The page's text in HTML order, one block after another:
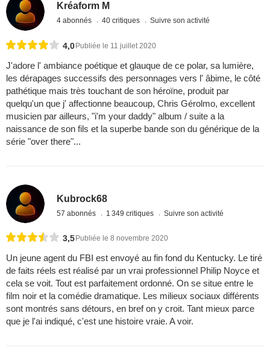
Kréaform M
4 abonnés 40 critiques Suivre son activité
4,0 Publiée le 11 juillet 2020
J'adore l' ambiance poétique et glauque de ce polar, sa lumière,
les dérapages successifs des personnages vers l' âbime, le côté
pathétique mais très touchant de son héroïne, produit par
quelqu'un que j' affectionne beaucoup, Chris Gérolmo, excellent
musicien par ailleurs, "i'm your daddy" album / suite a la
naissance de son fils et la superbe bande son du générique de la
série "over there"...
Kubrock68
57 abonnés 1 349 critiques Suivre son activité
3,5 Publiée le 8 novembre 2020
Un jeune agent du FBI est envoyé au fin fond du Kentucky. Le tiré
de faits réels est réalisé par un vrai professionnel Philip Noyce et
cela se voit. Tout est parfaitement ordonné. On se situe entre le
film noir et la comédie dramatique. Les milieux sociaux différents
sont montrés sans détours, en bref on y croit. Tant mieux parce
que je l'ai indiqué, c'est une histoire vraie. A voir.